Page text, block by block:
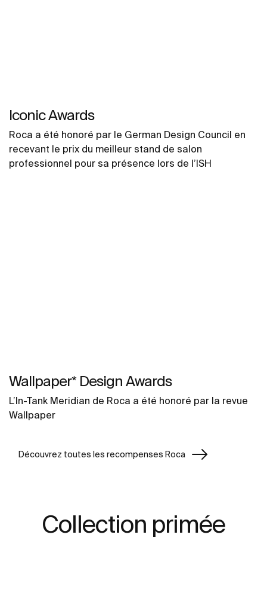
Iconic Awards
Roca a été honoré par le German Design Council en
recevant le prix du meilleur stand de salon
professionnel pour sa présence lors de l’ISH
Wallpaper* Design Awards
L’In-Tank Meridian de Roca a été honoré par la revue
Wallpaper
Découvrez toutes les recompenses Roca
Collection primée